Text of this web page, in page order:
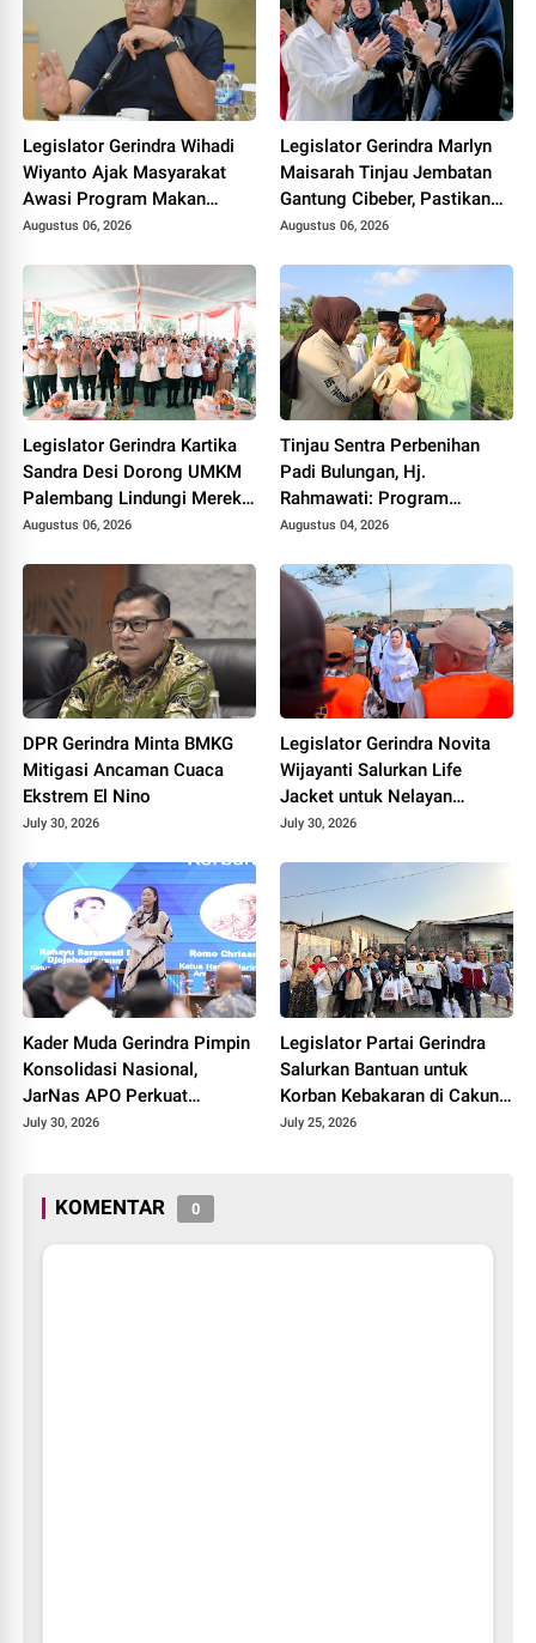
Legislator Gerindra Wihadi
Wiyanto Ajak Masyarakat
Awasi Program Makan
Bergizi Gratis agar Tepat
Augustus 06, 2026
Legislator Gerindra Marlyn
Maisarah Tinjau Jembatan
Gantung Cibeber, Pastikan
Aspirasi Warga Terlaksana
Augustus 06, 2026
Legislator Gerindra Kartika
Sandra Desi Dorong UMKM
Palembang Lindungi Merek
Usaha
Augustus 06, 2026
Tinjau Sentra Perbenihan
Padi Bulungan, Hj.
Rahmawati: Program
Prabowo Bikin Petani Makin
Augustus 04, 2026
DPR Gerindra Minta BMKG
Mitigasi Ancaman Cuaca
Ekstrem El Nino
July 30, 2026
Legislator Gerindra Novita
Wijayanti Salurkan Life
Jacket untuk Nelayan
Cilacap, Tegaskan
Harus Jadi Prioritas
July 30, 2026
Kader Muda Gerindra Pimpin
Konsolidasi Nasional,
JarNas APO Perkuat
Perlawanan terhadap Modus
July 30, 2026
Legislator Partai Gerindra
Salurkan Bantuan untuk
Korban Kebakaran di Cakung
Timur, Wujud Kepedulian
July 25, 2026
KOMENTAR 0